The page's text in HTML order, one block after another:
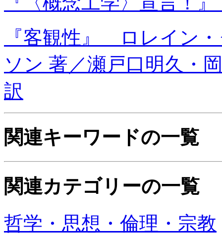
『客観性』 ロレイン
ソン 著／瀬戸口明久・
訳
関連キーワードの一覧
関連カテゴリーの一覧
哲学・思想・倫理・宗教